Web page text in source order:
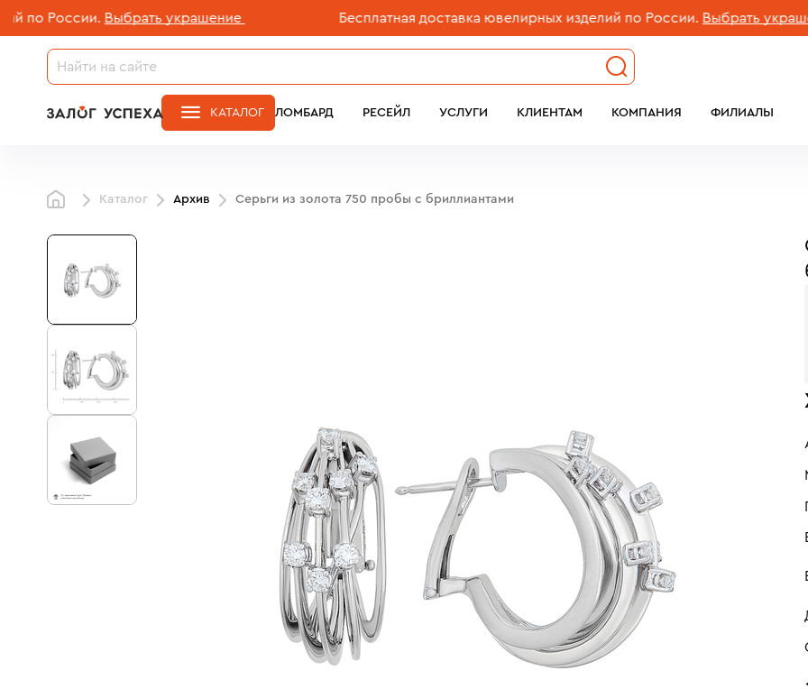
России. Выбрать украшение Бесплатная доставка ювелирных изделий по России. Выбрать украшение
ЛОМБАРД РЕСЕЙЛ УСЛУГИ КЛИЕНТАМ КОМПАНИЯ ФИЛИАЛЫ
КАТАЛОГ
Каталог Архив Серьги из золота 750 пробы c бриллиантами